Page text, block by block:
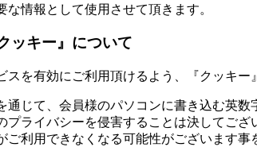
情報として使用させて頂きます。
ッキー』について
スを有効にご利用頂けるよう、『クッキ
通じて、会員様のパソコンに書き込む英
プライバシーを侵害することは決してご
ご利用できなくなる可能性がございます事